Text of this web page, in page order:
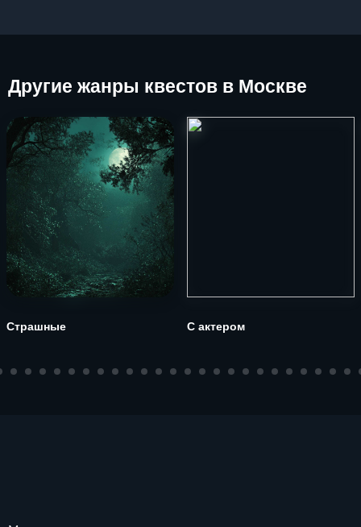
Другие жанры квестов в Москве
Страшные С актером